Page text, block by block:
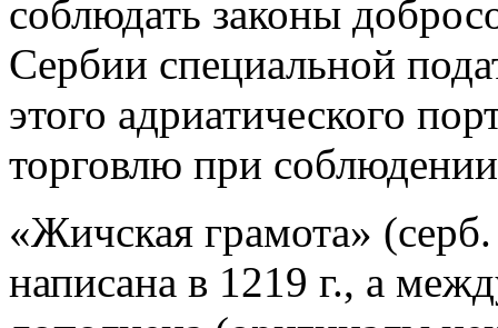
соблюдать законы
Сербии специальной
этого адриатического
торговлю при
«Жичская грамота»
написана в 1219 г., а